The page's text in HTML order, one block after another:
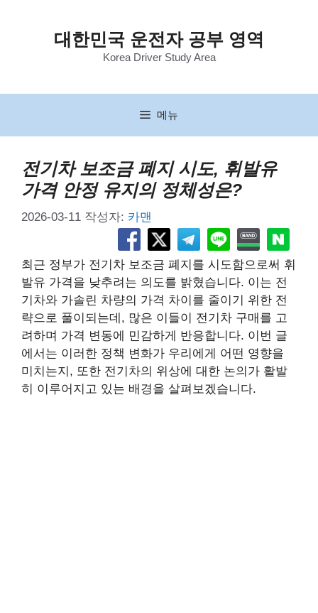
너
대한민국 운전자 공부 영역
Korea Driver Study Area
메뉴
전기차 보조금 폐지 시도, 휘발유
가격 안정 유지의 정체성은?
2026-03-11 작성자: 카맨
최근 정부가 전기차 보조금 폐지를 시도함으로써 휘
발유 가격을 낮추려는 의도를 밝혔습니다. 이는 전
기차와 가솔린 차량의 가격 차이를 줄이기 위한 전
략으로 풀이되는데, 많은 이들이 전기차 구매를 고
려하며 가격 변동에 민감하게 반응합니다. 이번 글
에서는 이러한 정책 변화가 우리에게 어떤 영향을
미치는지, 또한 전기차의 위상에 대한 논의가 활발
히 이루어지고 있는 배경을 살펴보겠습니다.